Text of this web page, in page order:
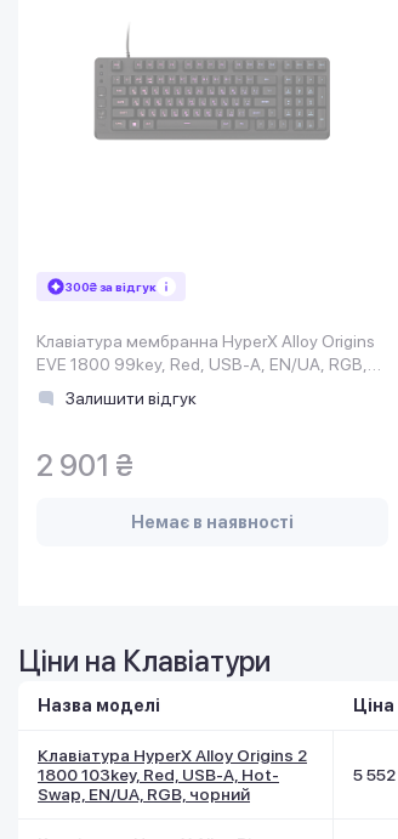
300₴ за відгук
Клавіатура мембранна HyperX Alloy Origins
EVE 1800 99key, Red, USB-A, EN/UA, RGB,
чорний
Залишити відгук
2 901 ₴
Немає в наявності
Ціни на Клавіатури
Назва моделі Ціна
Клавіатура HyperX Alloy Origins 2
1800 103key, Red, USB-A, Hot-
Swap, EN/UA, RGB, чорний
5 552